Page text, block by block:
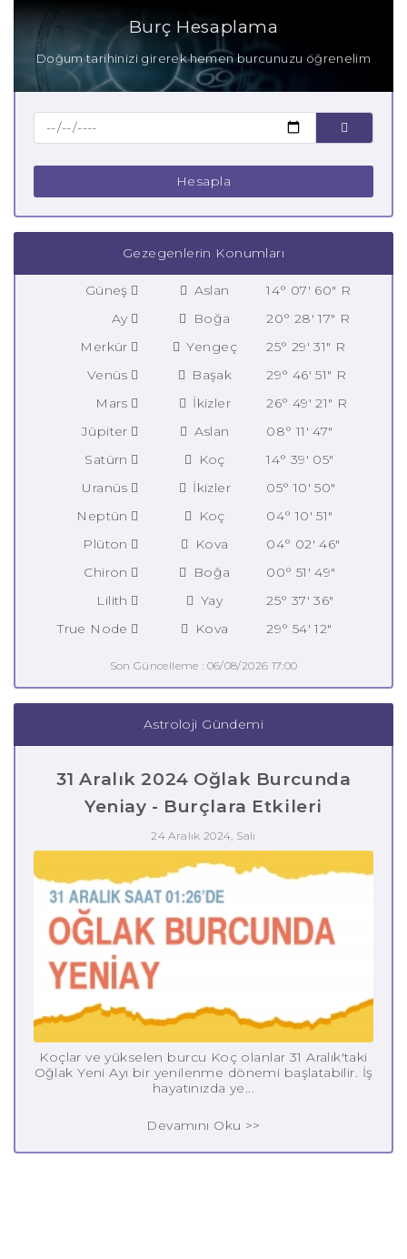
Burç Hesaplama
Doğum tarihinizi girerek hemen burcunuzu öğrenelim
Hesapla
Gezegenlerin Konumları
Güneş Aslan
14° 07' 60" R
Ay
Boğa
20° 28' 17" R
Merkür
Yengeç
25° 29' 31" R
Venüs
Başak
29° 46' 51" R
Mars
İkizler
26° 49' 21" R
Jüpiter
Aslan
08° 11' 47"
Satürn
Koç
14° 39' 05"
Uranüs
İkizler
05° 10' 50"
Neptün
Koç
04° 10' 51"
Plüton
Kova
04° 02' 46"
Chiron
Boğa
00° 51' 49"
Lilith
Yay
25° 37' 36"
True Node
Kova 29° 54' 12"
Son Güncelleme : 06/08/2026 17:00
Astroloji Gündemi
31 Aralık 2024 Oğlak Burcunda
Yeniay - Burçlara Etkileri
24 Aralık 2024, Salı
Koçlar ve yükselen burcu Koç olanlar 31 Aralık'taki
Oğlak Yeni Ayı bir yenilenme dönemi başlatabilir. İş
hayatınızda ye...
Devamını Oku >>